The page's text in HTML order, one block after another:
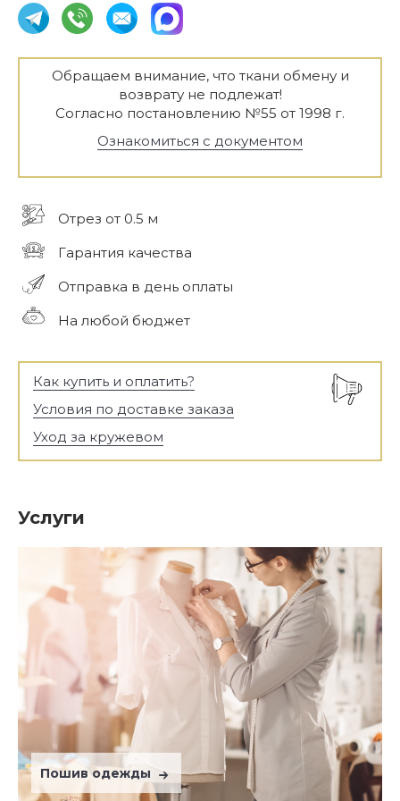
Обращаем внимание, что ткани обмену и
возврату не подлежат!
Согласно постановлению №55 от 1998 г.
Ознакомиться с документом
Отрез от 0.5 м
Гарантия качества
Отправка в день оплаты
На любой бюджет
Как купить и оплатить?
Условия по доставке заказа
Уход за кружевом
Услуги
Пошив одежды